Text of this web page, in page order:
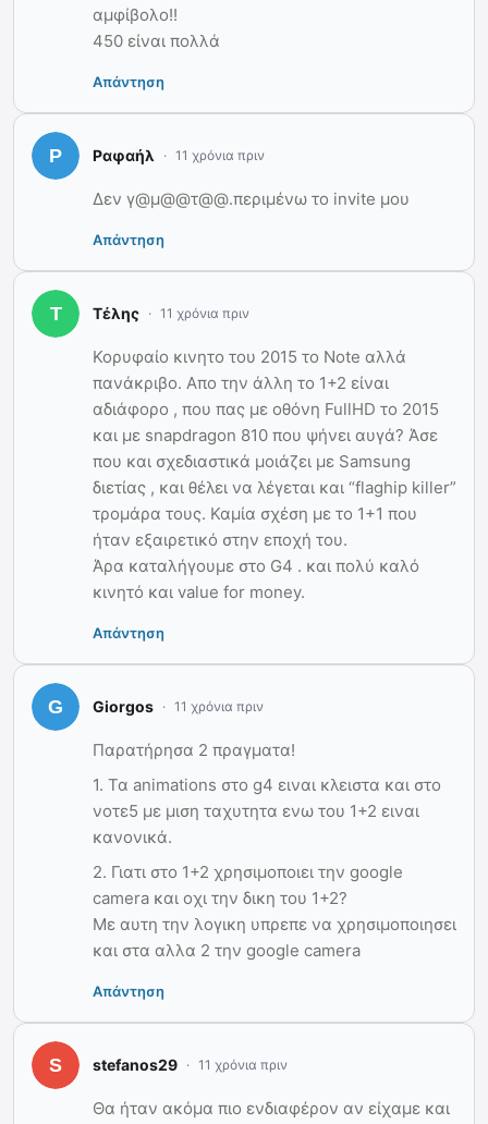
αμφίβολο!!
450 είναι πολλά
Απάντηση
Ραφαήλ 11 χρόνια πριν
Δεν γ@μ@@τ@@.περιμένω το invite μου
Απάντηση
Τέλης 11 χρόνια πριν
Κορυφαίο κινητο του 2015 το Note αλλά
πανάκριβο. Απο την άλλη το 1+2 είναι
αδιάφορο , που πας με οθόνη FullHD το 2015
και με snapdragon 810 που ψήνει αυγά? Άσε
που και σχεδιαστικά μοιάζει με Samsung
διετίας , και θέλει να λέγεται και “flaghip killer”
τρομάρα τους. Καμία σχέση με το 1+1 που
ήταν εξαιρετικό στην εποχή του.
Άρα καταλήγουμε στο G4 . και πολύ καλό
κινητό και value for money.
Απάντηση
Giorgos 11 χρόνια πριν
Παρατήρησα 2 πραγματα!
1. Τα animations στο g4 ειναι κλειστα και στο
νοτε5 με μιση ταχυτητα ενω του 1+2 ειναι
κανονικά.
2. Γιατι στο 1+2 χρησιμοποιει την google
camera και οχι την δικη του 1+2?
Με αυτη την λογικη υπρεπε να χρησιμοποιησει
και στα αλλα 2 την google camera
Απάντηση
stefanos29 11 χρόνια πριν
Θα ήταν ακόμα πιο ενδιαφέρον αν είχαμε και